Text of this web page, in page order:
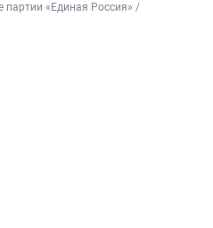
партии «Единая Россия» /